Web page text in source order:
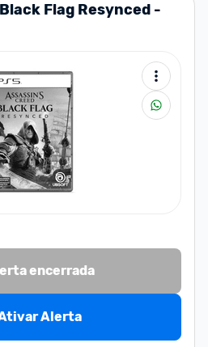
Flag Resynced -
encerrada
Alerta